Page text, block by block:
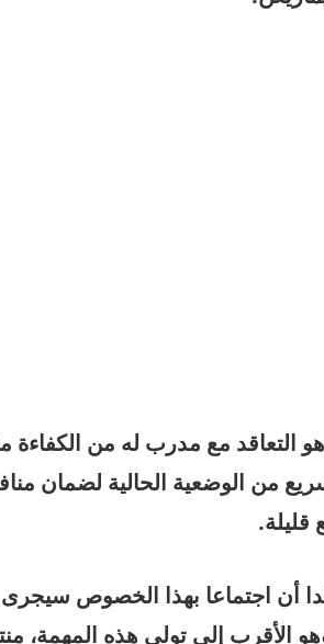
التعاقد مع مدرب له من الكفاءة
من الوضعية الحالية لضمان
أن اجتماعا بهذا الخصوص
الأقرب إلى تولي هذه المهمة،